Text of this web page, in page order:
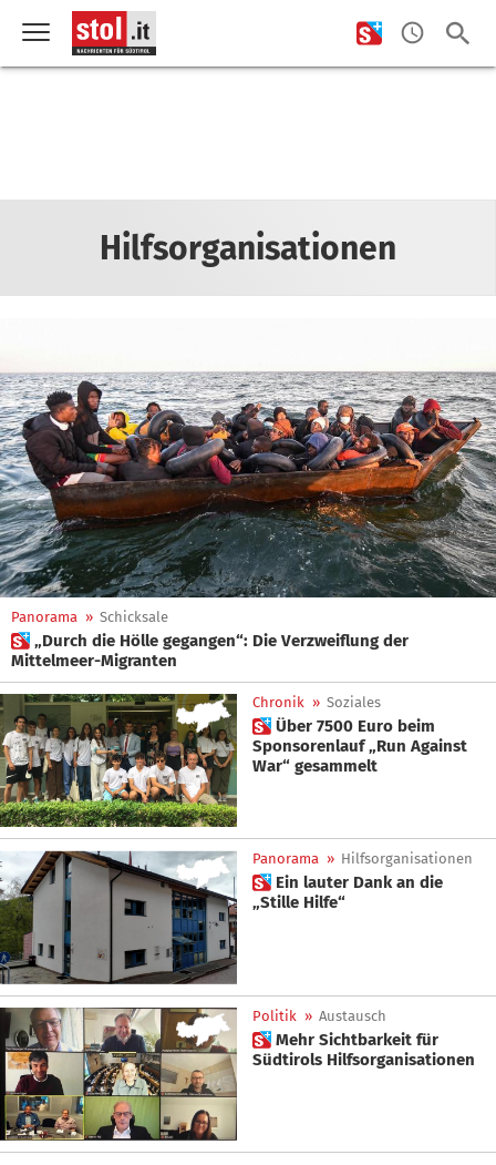
Hilfsorganisationen
Panorama » Schicksale
 „Durch die Hölle gegangen“: Die Verzweiflung der
Mittelmeer-Migranten
Chronik » Soziales
 Über 7500 Euro beim
Sponsorenlauf „Run Against
War“ gesammelt
Panorama » Hilfsorganisationen
 Ein lauter Dank an die
„Stille Hilfe“
Politik » Austausch
 Mehr Sichtbarkeit für
Südtirols Hilfsorganisationen